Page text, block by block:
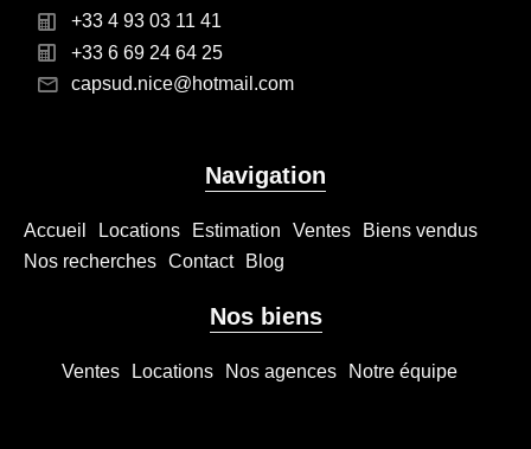
+33 4 93 03 11 41
+33 6 69 24 64 25
capsud.nice@hotmail.com
Navigation
Accueil Locations Estimation Ventes
Biens vendus
Nos recherches Contact Blog
Nos biens
Ventes Locations Nos agences Notre équipe